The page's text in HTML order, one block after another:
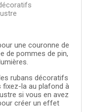
une couronne de
de pommes de pin,
rubans décoratifs
fixez-la au plafond à
si vous en avez
créer un effet